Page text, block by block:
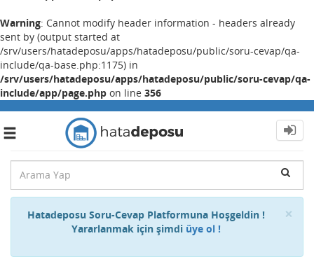
Warning: Cannot modify header information - headers already
sent by (output started at
/srv/users/hatadeposu/apps/hatadeposu/public/soru-cevap/qa-
include/qa-base.php:1175) in
/srv/users/hatadeposu/apps/hatadeposu/public/soru-cevap/qa-
include/app/page.php on line 356
Toggle
×
Hatadeposu Soru-Cevap Platformuna Hoşgeldin !
Yararlanmak için şimdi üye ol !